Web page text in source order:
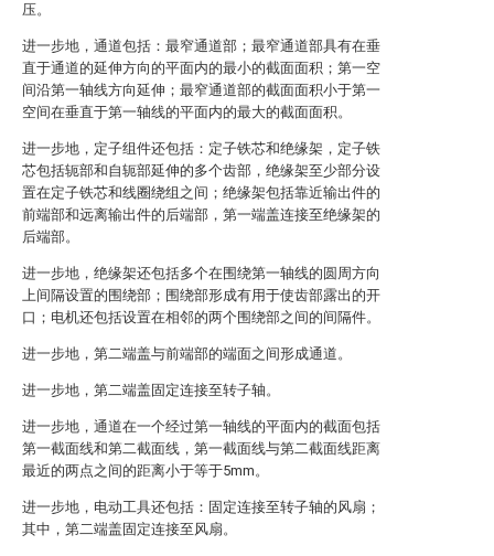
压。
进一步地，通道包括：最窄通道部；最窄通道部具有在垂
直于通道的延伸方向的平面内的最小的截面面积；第一空
间沿第一轴线方向延伸；最窄通道部的截面面积小于第一
空间在垂直于第一轴线的平面内的最大的截面面积。
进一步地，定子组件还包括：定子铁芯和绝缘架，定子铁
芯包括轭部和自轭部延伸的多个齿部，绝缘架至少部分设
置在定子铁芯和线圈绕组之间；绝缘架包括靠近输出件的
前端部和远离输出件的后端部，第一端盖连接至绝缘架的
后端部。
进一步地，绝缘架还包括多个在围绕第一轴线的圆周方向
上间隔设置的围绕部；围绕部形成有用于使齿部露出的开
口；电机还包括设置在相邻的两个围绕部之间的间隔件。
进一步地，第二端盖与前端部的端面之间形成通道。
进一步地，第二端盖固定连接至转子轴。
进一步地，通道在一个经过第一轴线的平面内的截面包括
第一截面线和第二截面线，第一截面线与第二截面线距离
最近的两点之间的距离小于等于5mm。
进一步地，电动工具还包括：固定连接至转子轴的风扇；
其中，第二端盖固定连接至风扇。